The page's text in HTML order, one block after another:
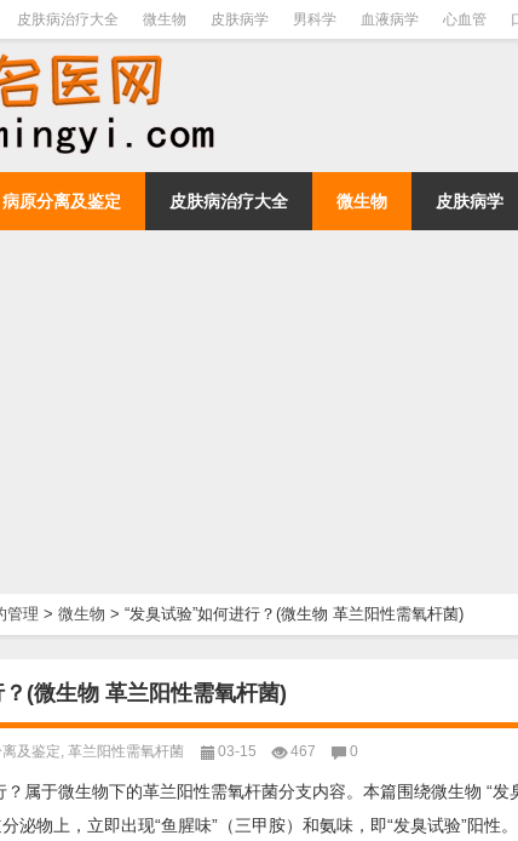
皮肤病治疗大全 微生物 皮肤病学 男科学 血液病学 心血管
病原分离及鉴定 皮肤病治疗大全 微生物 皮肤病学
管理 > 微生物 > “发臭试验”如何进行？(微生物 革兰阳性需氧杆菌)
(微生物 革兰阳性需氧杆菌)
及鉴定, 革兰阳性需氧杆菌 03-15 467 0
？属于微生物下的革兰阳性需氧杆菌分支内容。本篇围绕微生物 “
泌物上，立即出现“鱼腥味”（三甲胺）和氨味，即“发臭试验”阳性。